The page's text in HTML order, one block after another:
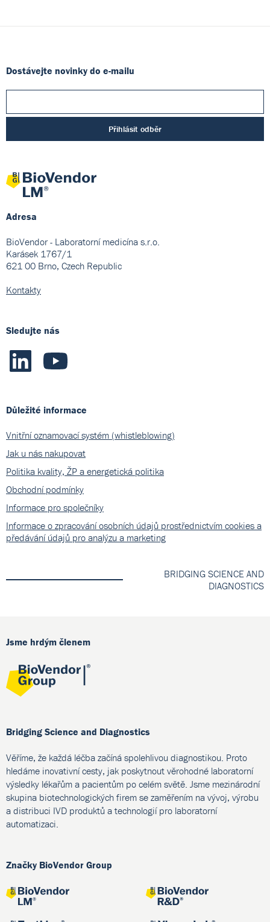
Dostávejte novinky do e-mailu
Přihlásit odběr
Adresa
BioVendor - Laboratorní medicína s.r.o.
Karásek 1767/1
621 00 Brno, Czech Republic
Kontakty
Sledujte nás
Důležité informace
Vnitřní oznamovací systém (whistleblowing)
Jak u nás nakupovat
Politika kvality, ŽP a energetická politika
Obchodní podmínky
Informace pro společníky
Informace o zpracování osobních údajů prostřednictvím cookies a
předávání údajů pro analýzu a marketing
BRIDGING SCIENCE AND
DIAGNOSTICS
Jsme hrdým členem
Bridging Science and Diagnostics
Věříme, že každá léčba začíná spolehlivou diagnostikou. Proto
hledáme inovativní cesty, jak poskytnout věrohodné laboratorní
výsledky lékařům a pacientům po celém světě. Jsme mezinárodní
skupina biotechnologických firem se zaměřením na vývoj, výrobu
a distribuci IVD produktů a technologií pro laboratorní
automatizaci.
Značky BioVendor Group